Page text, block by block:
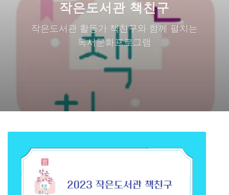
작은도서관 책친구
작은도서관 활동가 책친구와 함께 펼치는
독서문화프로그램